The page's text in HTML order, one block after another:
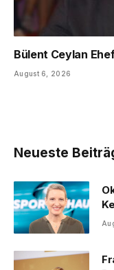
Bülent Ceylan
August 6, 2026
Neueste